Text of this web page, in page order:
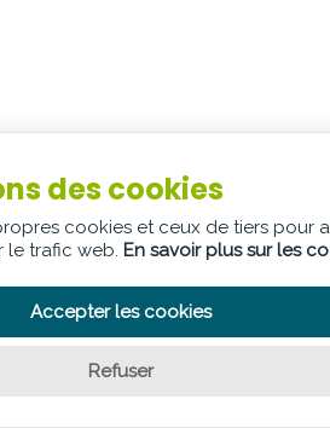
des cookies
cookies et ceux de tiers pour
le trafic web. En savoir plus sur les
Accepter les cookies
Refuser